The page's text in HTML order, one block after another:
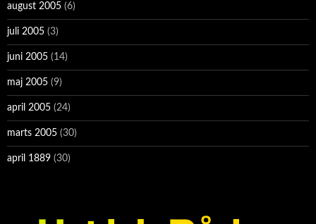
august 2005 (6)
juli 2005 (3)
juni 2005 (14)
maj 2005 (9)
april 2005 (24)
marts 2005 (30)
april 1889 (30)